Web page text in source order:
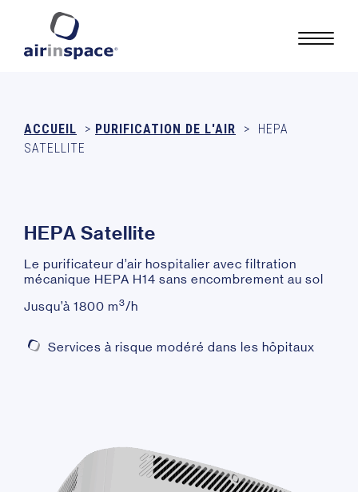
ACCUEIL > PURIFICATION DE L'AIR >
HEPA
SATELLITE
HEPA Satellite
Le purificateur d’air hospitalier avec filtration
mécanique HEPA H14 sans encombrement au sol
Jusqu’à 1800 m3/h
Services à risque modéré dans les hôpitaux